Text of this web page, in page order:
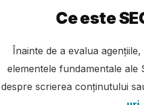
Ce este
Înainte de a evalua
elementele fundamentale ale
despre scrierea conținutului